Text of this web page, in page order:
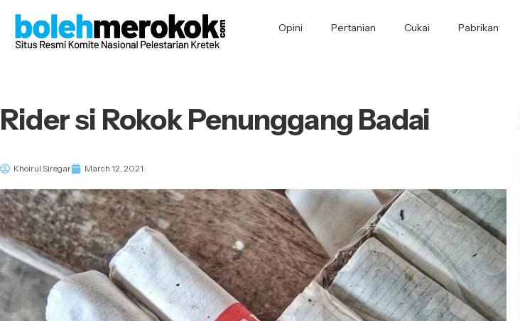
Opini Pertanian Cukai Pabrikan
Rider si Rokok Penunggang Badai
Khoirul Siregar March 12, 2021